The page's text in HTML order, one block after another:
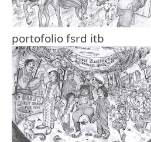
portofolio fsrd itb